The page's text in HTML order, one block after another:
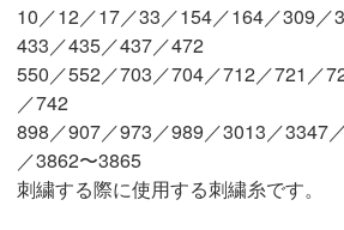
10／12／17／33／154／164／309／
433／435／437／472
550／552／703／704／712／721／
／742
898／907／973／989／3013／3347
／3862〜3865
刺繍する際に使用する刺繍糸です。